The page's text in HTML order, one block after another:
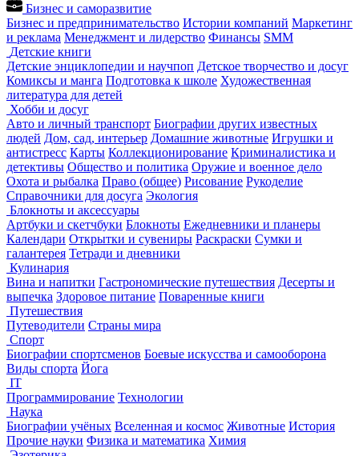
Бизнес и саморазвитие
Бизнес и предпринимательство Истории компаний Маркетинг
и реклама Менеджмент и лидерство Финансы SMM
Детские книги
Детские энциклопедии и научпоп Детское творчество и досуг
Комиксы и манга Подготовка к школе Художественная
литература для детей
Хобби и досуг
Авто и личный транспорт Биографии других известных
людей Дом, сад, интерьер Домашние животные Игрушки и
антистресс Карты Коллекционирование Криминалистика и
детективы Общество и политика Оружие и военное дело
Охота и рыбалка Право (общее) Рисование Рукоделие
Справочники для досуга Экология
Блокноты и аксессуары
Артбуки и скетчбуки Блокноты Ежедневники и планеры
Календари Открытки и сувениры Раскраски Сумки и
галантерея Тетради и дневники
Кулинария
Вина и напитки Гастрономические путешествия Десерты и
выпечка Здоровое питание Поваренные книги
Путешествия
Путеводители Страны мира
Спорт
Биографии спортсменов Боевые искусства и самооборона
Виды спорта Йога
IT
Программирование Технологии
Наука
Биографии учёных Вселенная и космос Животные История
Прочие науки Физика и математика Химия